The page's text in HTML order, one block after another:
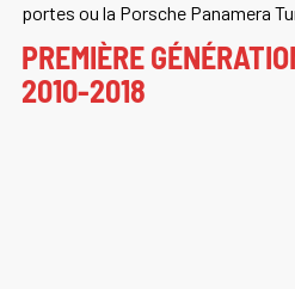
portes ou la Porsche Panamera
PREMIÈRE
2010-2018